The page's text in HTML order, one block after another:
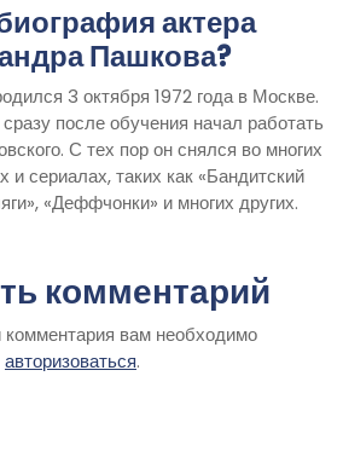
актера
Пашкова?
3 октября 1972 года в Москве.
после обучения начал работать
С тех пор он снялся во многих
сериалах, таких как «Бандитский
«Деффчонки» и многих других.
комментарий
комментария вам необходимо
авторизоваться.